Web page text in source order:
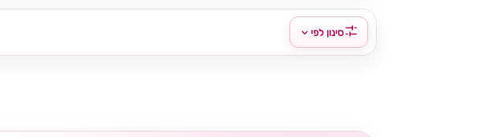
סינון לפי